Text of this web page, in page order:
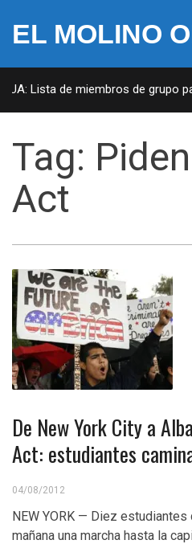
EL MOLINO
Lista de miembros de grupo
Tag:
Act
De New York City a
Act: estudiantes
04/08/2012
NEW YORK — Diez
mañana una marcha hasta la